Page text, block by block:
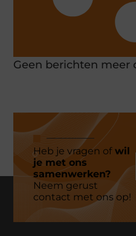
Geen berichten meer
Heb je vragen ofwil
je met ons
samenwerken?
Neem gerust
contact met ons op!